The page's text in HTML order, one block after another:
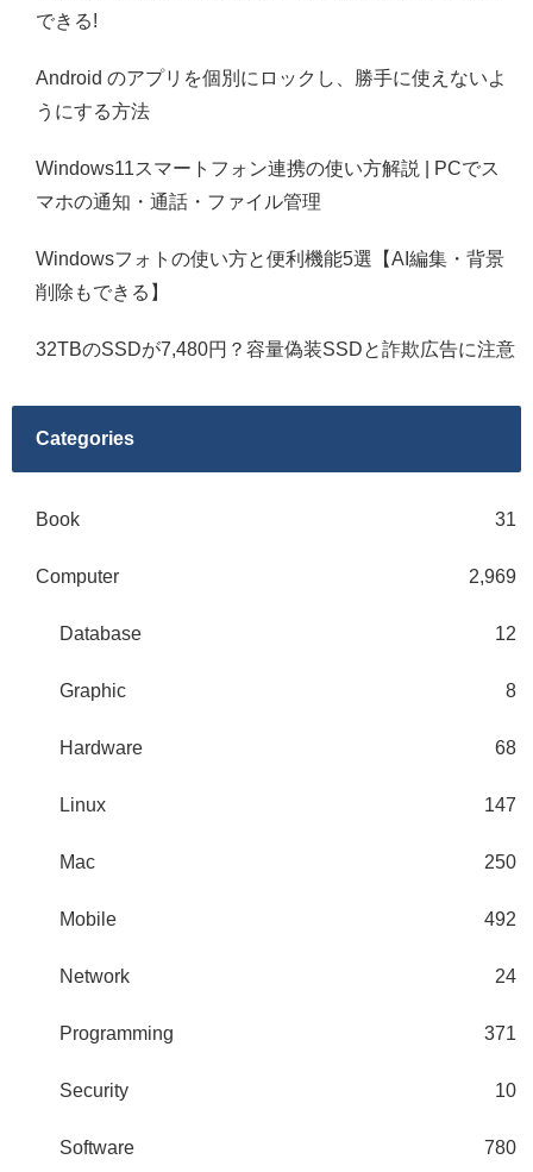
できる!
Android のアプリを個別にロックし、勝手に使えないよ
うにする方法
Windows11スマートフォン連携の使い方解説 | PCでス
マホの通知・通話・ファイル管理
Windowsフォトの使い方と便利機能5選【AI編集・背景
削除もできる】
32TBのSSDが7,480円？容量偽装SSDと詐欺広告に注意
Categories
Book 31
Computer 2,969
Database 12
Graphic 8
Hardware 68
Linux 147
Mac 250
Mobile 492
Network 24
Programming 371
Security 10
Software 780